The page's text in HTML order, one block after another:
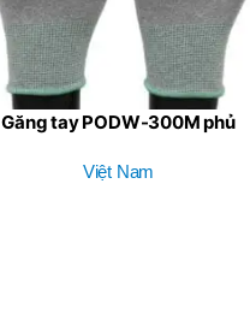
Găng tay PODW-300M phủ
chống tĩnh điện
Việt Nam